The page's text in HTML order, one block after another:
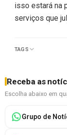
isso estará na
serviços que
TAGS
Receba as
Escolha abaixo em
Grupo de